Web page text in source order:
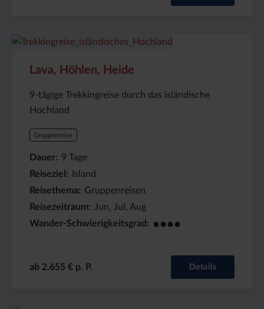
Lava, Höhlen, Heide
9-tägige Trekkingreise durch das isländische
Hochland
Gruppenreise
Dauer 9 Tage
Reiseziel
Island
Reisethema
Gruppenreisen
Reisezeitraum
Jun, Jul, Aug
Wander-Schwierigkeitsgrad
●●●●
ab 2.655 € p. P. Details
Preis
2655€
Dauer:
Reiseziel